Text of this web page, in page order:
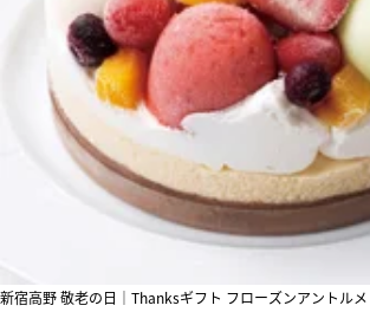
新宿高野 敬老の日｜Thanksギフト フローズンアントルメ